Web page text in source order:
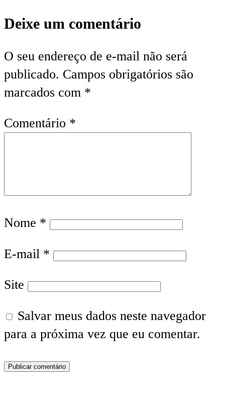
Deixe um comentário
O seu endereço de e-mail não será
publicado. Campos obrigatórios são
marcados com *
Comentário *
Nome *
E-mail *
Site
Salvar meus dados neste navegador
para a próxima vez que eu comentar.